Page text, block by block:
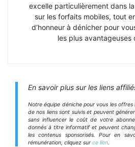
excelle particulièrement dans
sur les forfaits mobiles, tout
d’honneur à dénicher pour
les plus avantageuses
En savoir plus sur les liens
Notre équipe déniche pour vous les offres
de nos liens sont suivis et peuvent
sans influencer le coût de votre
donnés à titre informatif et peuvent
les contenus sponsorisés. Pour en
rémunération, cliquez sur ce lien.